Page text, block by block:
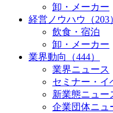
卸・メーカー
経営ノウハウ（203
飲食・宿泊
卸・メーカー
業界動向（444）
業界ニュース
セミナー・イ
新業態ニュー
企業団体ニュ